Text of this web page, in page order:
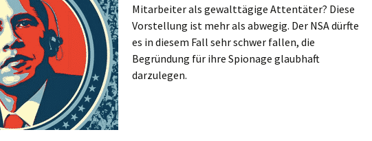
Mitarbeiter als gewalttägige Attentäter? Diese
Vorstellung ist mehr als abwegig. Der NSA dürfte
es in diesem Fall sehr schwer fallen, die
Begründung für ihre Spionage glaubhaft
darzulegen.